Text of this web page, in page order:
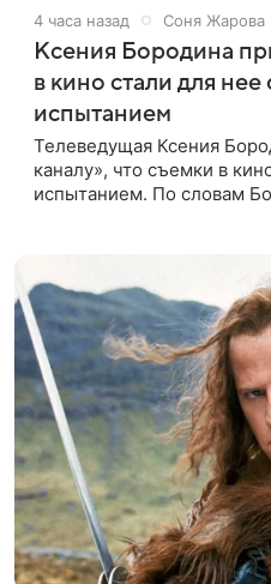
4 часа назад Соня Жарова
Ксения Бородина
в кино стали для
испытанием
Телеведущая Ксения
каналу», что съемки в
испытанием. По словам